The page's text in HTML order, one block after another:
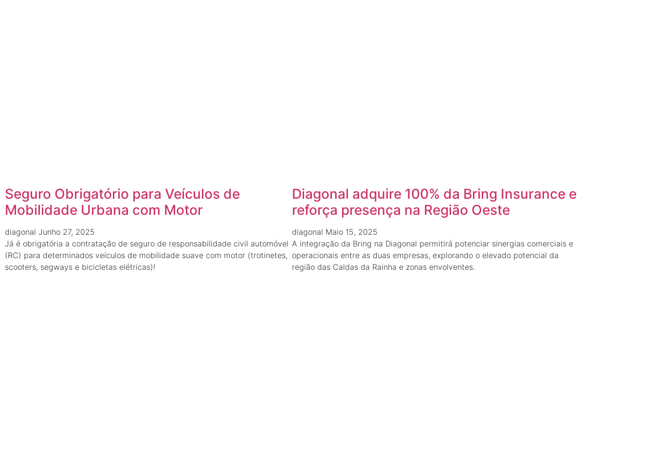
Seguro Obrigatório para Veículos de
Mobilidade Urbana com Motor
diagonal Junho 27, 2025
Já é obrigatória a contratação de seguro de responsabilidade civil automóvel
(RC) para determinados veículos de mobilidade suave com motor (trotinetes,
scooters, segways e bicicletas elétricas)!
Diagonal adquire 100% da Bring Insurance e
reforça presença na Região Oeste
diagonal Maio 15, 2025
A integração da Bring na Diagonal permitirá potenciar sinergias comerciais e
operacionais entre as duas empresas, explorando o elevado potencial da
região das Caldas da Rainha e zonas envolventes.